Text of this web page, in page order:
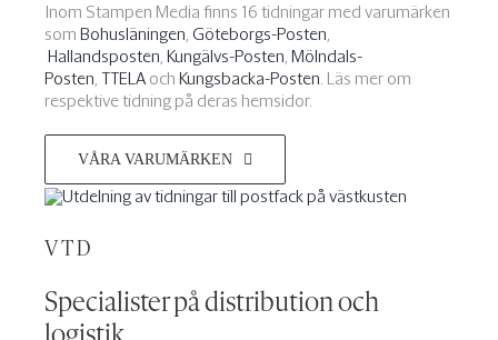
Inom Stampen Media finns 16 tidningar med varumärken
som Bohusläningen, Göteborgs-Posten,
Hallandsposten, Kungälvs-Posten, Mölndals-
Posten, TTELA och Kungsbacka-Posten. Läs mer om
respektive tidning på deras hemsidor.
VÅRA VARUMÄRKEN
VTD
Specialister på distribution och